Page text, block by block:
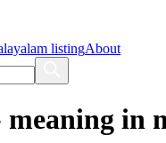
listingAbout
meaning in